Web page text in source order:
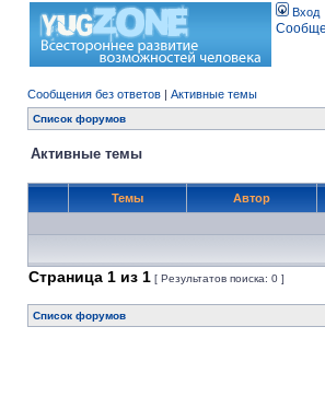
Вход
Сообщения без ответов | Активные темы
Список форумов
Активные темы
Темы Автор
Страница 1 из 1 [ Результатов поиска: 0 ]
Список форумов